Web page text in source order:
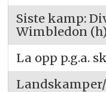
Siste kamp:
Wimbledon
La opp p.g.a.